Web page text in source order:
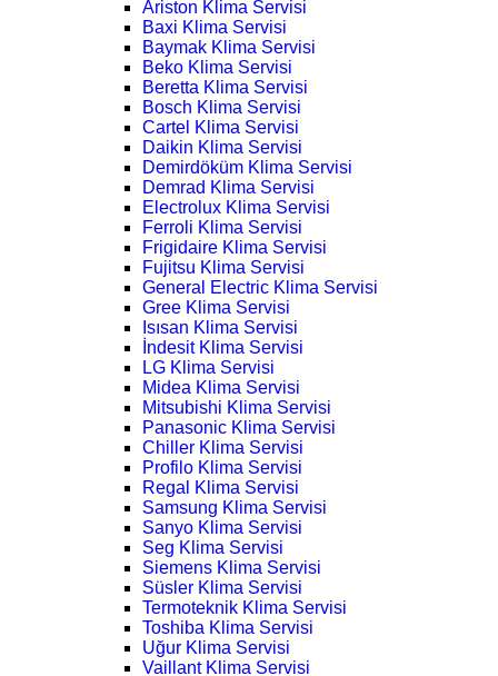
Ariston Klima Servisi
Baxi Klima Servisi
Baymak Klima Servisi
Beko Klima Servisi
Beretta Klima Servisi
Bosch Klima Servisi
Cartel Klima Servisi
Daikin Klima Servisi
Demirdöküm Klima Servisi
Demrad Klima Servisi
Electrolux Klima Servisi
Ferroli Klima Servisi
Frigidaire Klima Servisi
Fujitsu Klima Servisi
General Electric Klima Servisi
Gree Klima Servisi
Isısan Klima Servisi
İndesit Klima Servisi
LG Klima Servisi
Midea Klima Servisi
Mitsubishi Klima Servisi
Panasonic Klima Servisi
Chiller Klima Servisi
Profilo Klima Servisi
Regal Klima Servisi
Samsung Klima Servisi
Sanyo Klima Servisi
Seg Klima Servisi
Siemens Klima Servisi
Süsler Klima Servisi
Termoteknik Klima Servisi
Toshiba Klima Servisi
Uğur Klima Servisi
Vaillant Klima Servisi